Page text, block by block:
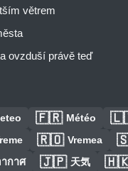
větrem
ovzduší právě teď
🇫🇷 Météo
🇷🇴 Vremea
กาศ 🇯🇵 天気